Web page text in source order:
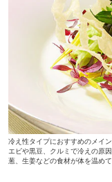
冷え性タイプにおすすめのメイ
エビや黒豆、クルミで冷えの原
葱、生姜などの食材が体を温めて